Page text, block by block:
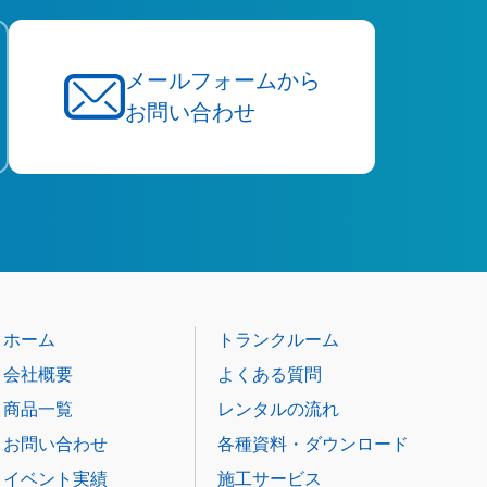
メールフォームから
お問い合わせ
ホーム
会社概要
商品一覧
お問い合わせ
イベント実績
トランクルーム
よくある質問
レンタルの流れ
各種資料・ダウンロード
施工サービス